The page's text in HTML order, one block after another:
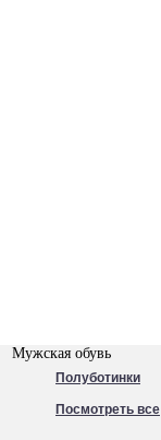
Мужская обувь
Полуботинки
Посмотреть все